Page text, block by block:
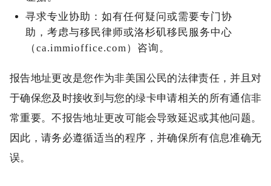
寻求专业协助：如有任何疑问或需要专门协
助，考虑与移民律师或洛杉矶移民服务中心
（ca.immioffice.com）咨询。
报告地址更改是您作为非美国公民的法律责任，并且对
于确保您及时接收到与您的绿卡申请相关的所有通信非
常重要。不报告地址更改可能会导致延迟或其他问题。
因此，请务必遵循适当的程序，并确保所有信息准确无
误。